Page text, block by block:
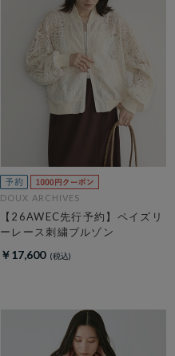
DOUX ARCHIVES
【26AWEC先行予約】ペイズリ
ーレース刺繍ブルゾン
￥17,600